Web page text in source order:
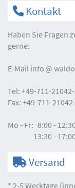
Kontakt
Haben Sie Fragen
gerne:
E-Mail info
Tel: +49-711-
Fax: +49-711-
Mo - Fr: 8:00 -
13:30 -
Versand
* 2-5 Werktage